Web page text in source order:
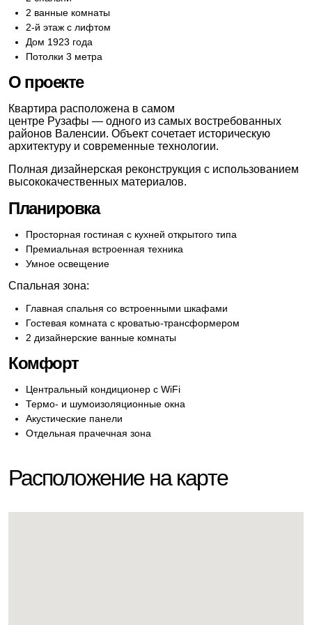
2 ванные комнаты
2-й этаж с лифтом
Дом 1923 года
Потолки 3 метра
О проекте
Квартира расположена в самом
центре Рузафы — одного из самых востребованных
районов Валенсии. Объект сочетает историческую
архитектуру и современные технологии.
Полная дизайнерская реконструкция с использованием
высококачественных материалов.
Планировка
Просторная гостиная с кухней открытого типа
Премиальная встроенная техника
Умное освещение
Спальная зона:
Главная спальня со встроенными шкафами
Гостевая комната с кроватью-трансформером
2 дизайнерские ванные комнаты
Комфорт
Центральный кондиционер с WiFi
Термо- и шумоизоляционные окна
Акустические панели
Отдельная прачечная зона
Расположение на карте